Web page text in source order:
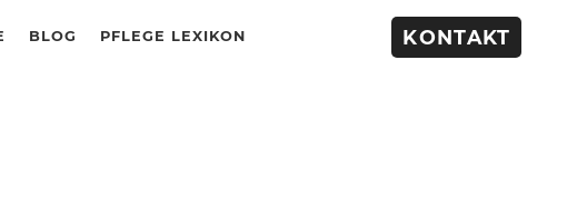
BLOG PFLEGE LEXIKON KONTAKT